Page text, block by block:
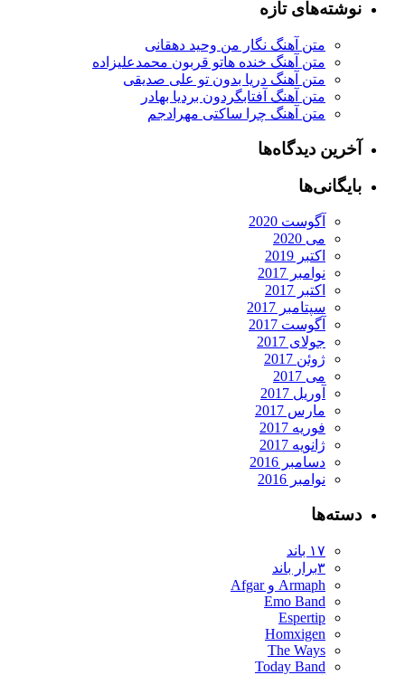
تازه
متن آهنگ نگار من وحید دهقانی
متن آهنگ خنده هاتو قربون محمدعلیزاده
متن آهنگ دریا بدون تو علی صدیقی
متن آهنگ آفتابگردون بردیا بهادر
متن آهنگ چرا ساکتی مهرادجم
دیدگاه‌ها
آگوست 2020
سپتامبر 2017
آگوست 2017
جولای 2017
مارس 2017
دسامبر 2016
Armaph و Afgar
Emo Band
Espertip
Homxigen
The Ways
Today Band